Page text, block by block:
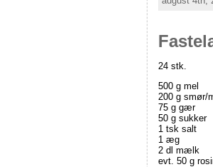
24 stk.
500 g mel
200 g smør/
75 g gær
50 g sukker
1 tsk salt
1 æg
2 dl mælk
evt. 50 g